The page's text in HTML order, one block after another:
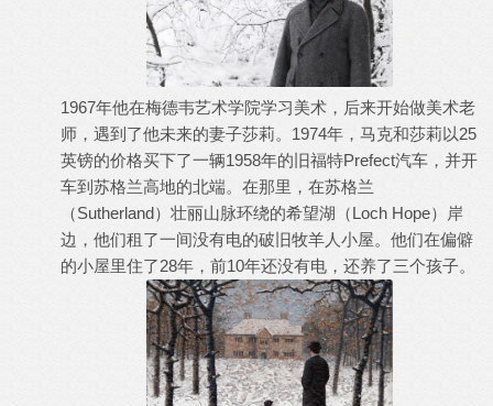
1967年他在梅德韦艺术学院学习美术，后来开始做美术老
师，遇到了他未来的妻子莎莉。1974年，马克和莎莉以25
英镑的价格买下了一辆1958年的旧福特Prefect汽车，并开
车到苏格兰高地的北端。在那里，在苏格兰
（Sutherland）壮丽山脉环绕的希望湖（Loch Hope）岸
边，他们租了一间没有电的破旧牧羊人小屋。他们在偏僻
的小屋里住了28年，前10年还没有电，还养了三个孩子。